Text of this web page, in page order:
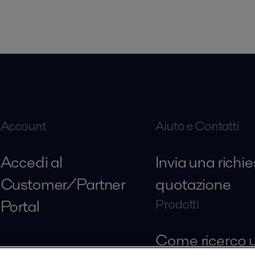
Account
Accedi al
Customer/Partner
Portal
Aiuto e Contatti
Invia una
quotazione
Prodotti
Come ricerco